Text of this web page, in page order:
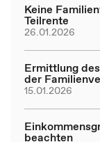
Keine
Teilrente
26.01.2026
Ermittlung
der
15.01.2026
beachten